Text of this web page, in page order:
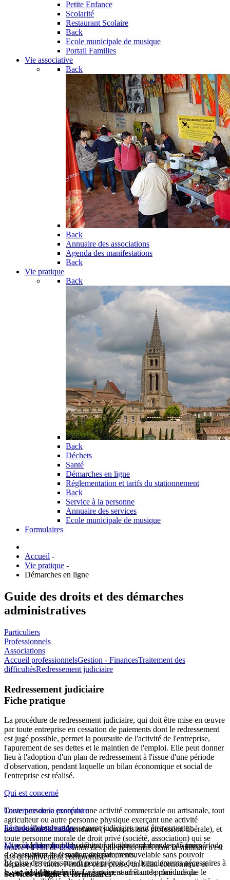
Petite Enfance
Scolarité
Restaurant Scolaire
Back
Ecole municipale de musique
Portail Familles
Vie associative
Back
Back
Annuaire des associations
Agenda des manifestations
Back
Vie pratique
Back
Back
Déchets
Santé
Démarches en ligne
Réglementation et tarifs du stationnement
Back
Service à la personne
Annuaire des services
Ecole municipale de musique
Formulaires
Accueil -
Vie pratique -
Démarches en ligne
Guide des droits et des démarches
administratives
Particuliers
Professionnels
Associations
Accueil professionnelsGestion - FinancesTraitement des
difficultésRedressement judiciaire
Redressement judiciaire
Fiche pratique
La procédure de redressement judiciaire, qui doit être mise en œuvre
par toute entreprise en cessation de paiements dont le redressement
est jugé possible, permet la poursuite de l'activité de l'entreprise,
l'apurement de ses dettes et le maintien de l'emploi. Elle peut donner
lieu à l'adoption d'un plan de redressement à l'issue d'une période
d'observation, pendant laquelle un bilan économique et social de
l'entreprise est réalisé.
Qui est concerné
Toute personne exerçant une activité commerciale ou artisanale, tout
agriculteur ou autre personne physique exerçant une activité
professionnelle indépendante (y compris une profession libérale), et
toute personne morale de droit privé (société, association) qui se
trouve en état de cessation des paiements mais dont la situation n'est
pas définitivement compromise.
Ouverture de la procédure
La procédure de redressement judiciaire peut être ouverte :
à la demande du débiteur au plus tard dans les 45 jours
suivant la cessation des paiements,
à la demande d'un créancier, sauf si une procédure de
Période d'observation
La procédure de redressement judiciaire commence par une période
d'observation de 6 mois maximum, renouvelable sans pouvoir
dépasser 18 mois. Pendant cette phase, un bilan économique et
social est réalisé.
Mise en place du plan
Le plan de redressement peut prévoir des licenciements nécessaires à
la survie de l'entreprise. Le jugement arrêtant le plan indique le
Services en ligne et formulaires